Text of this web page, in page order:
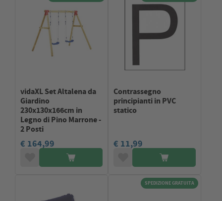
vidaXL Set Altalena da
Giardino
230x130x166cm in
Legno di Pino Marrone -
2 Posti
€ 164,99
Contrassegno
principianti in PVC
statico
€ 11,99
SPEDIZIONE GRATUITA